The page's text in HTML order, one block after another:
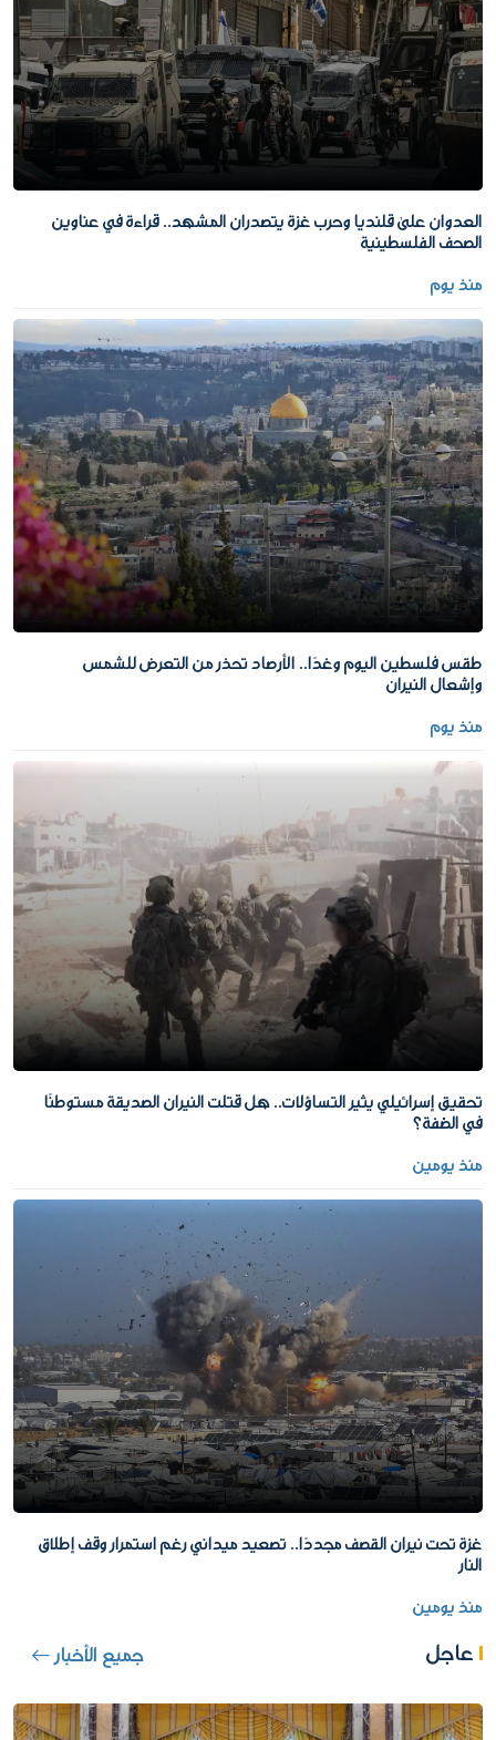
العدوان على قلنديا وحرب غزة يتصدران المشهد.. قراءة في عناوين
الصحف الفلسطينية
منذ يوم
طقس فلسطين اليوم وغدًا.. الأرصاد تحذر من التعرض للشمس
وإشعال النيران
منذ يوم
تحقيق إسرائيلي يثير التساؤلات.. هل قتلت النيران الصديقة مستوطنًا
في الضفة؟
منذ يومين
غزة تحت نيران القصف مجددًا.. تصعيد ميداني رغم استمرار وقف إطلاق
النار
منذ يومين
عاجل جميع الأخبار